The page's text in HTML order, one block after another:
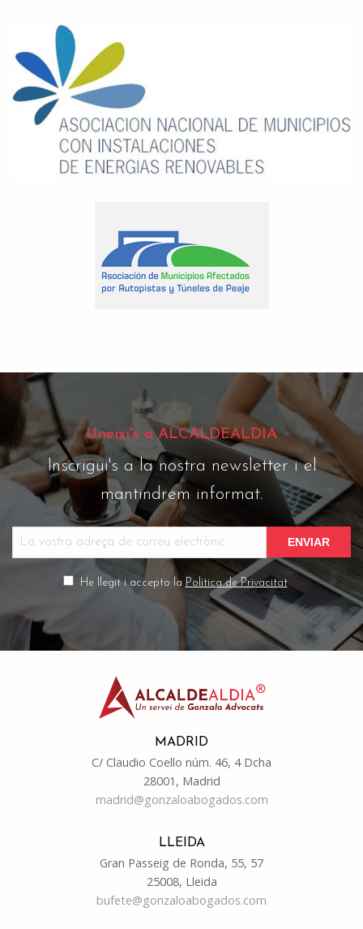
Uneixi's a ALCALDEALDIA
Inscrigui's a la nostra newsletter i el
mantindrem informat.
He llegit i accepto la Política de Privacitat
MADRID
C/ Claudio Coello núm. 46, 4 Dcha
28001, Madrid
madrid@gonzaloabogados.com
LLEIDA
Gran Passeig de Ronda, 55, 57
25008, Lleida
bufete@gonzaloabogados.com